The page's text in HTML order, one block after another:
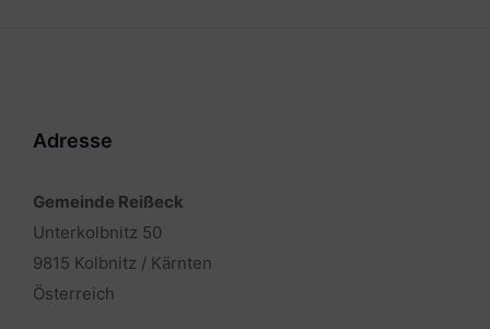
Adresse
Gemeinde Reißeck
Unterkolbnitz 50
9815 Kolbnitz / Kärnten
Österreich